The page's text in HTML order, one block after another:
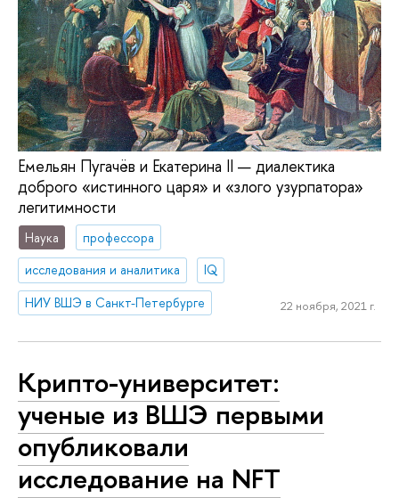
Емельян Пугачёв и Екатерина II — диалектика
доброго «истинного царя» и «злого узурпатора»
легитимности
Наука
профессора
исследования и аналитика
IQ
НИУ ВШЭ в Санкт-Петербурге
22 ноября, 2021 г.
Крипто-университет:
ученые из ВШЭ первыми
опубликовали
исследование на NFT